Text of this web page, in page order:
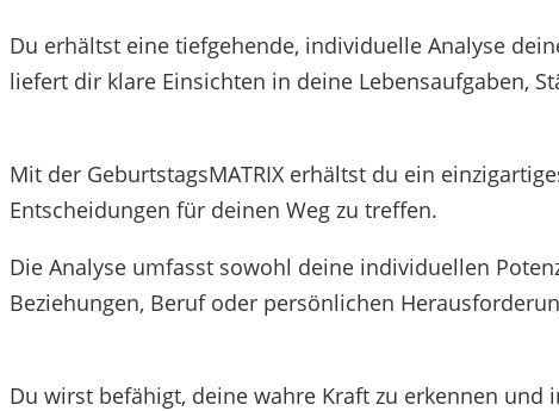
Du erhältst eine tiefgehende, individuelle Analyse
liefert dir klare Einsichten in deine Lebensaufgaben,
Mit der GeburtstagsMATRIX erhältst du ein
Entscheidungen für deinen Weg zu treffen.
Die Analyse umfasst sowohl deine individuellen
Beziehungen, Beruf oder persönlichen
Du wirst befähigt, deine wahre Kraft zu erkennen